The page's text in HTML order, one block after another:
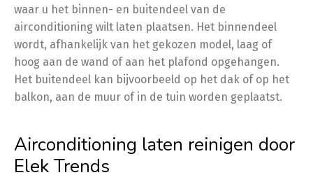
waar u het binnen- en buitendeel van de
airconditioning wilt laten plaatsen. Het binnendeel
wordt, afhankelijk van het gekozen model, laag of
hoog aan de wand of aan het plafond opgehangen.
Het buitendeel kan bijvoorbeeld op het dak of op het
balkon, aan de muur of in de tuin worden geplaatst.
Airconditioning laten reinigen door
Elek Trends